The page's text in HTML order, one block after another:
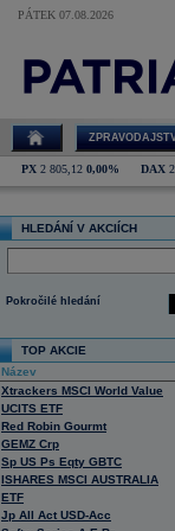
PÁTEK 07.08.2026
PX 2 805,12 0,00% DAX
HLEDÁNÍ V AKCIÍCH
Pokročilé hledání
TOP AKCIE
Název
Xtrackers MSCI World Value
UCITS ETF
Red Robin Gourmt
GEMZ Crp
Sp US Ps Eqty GBTC
ISHARES MSCI AUSTRALIA
ETF
Jp All Act USD-Acc